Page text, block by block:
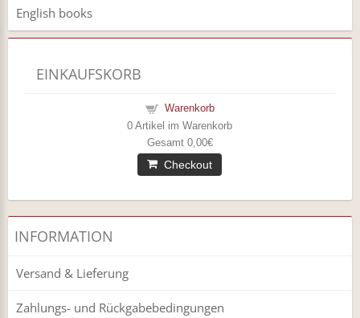
English books
EINKAUFSKORB
Warenkorb
0 Artikel im Warenkorb
Gesamt 0,00€
Checkout
INFORMATION
Versand & Lieferung
Zahlungs- und Rückgabebedingungen